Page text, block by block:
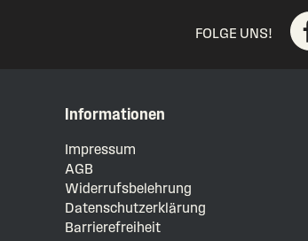
FOLGE UNS!
Informationen
Impressum
AGB
Widerrufsbelehrung
Datenschutzerklärung
Barrierefreiheit